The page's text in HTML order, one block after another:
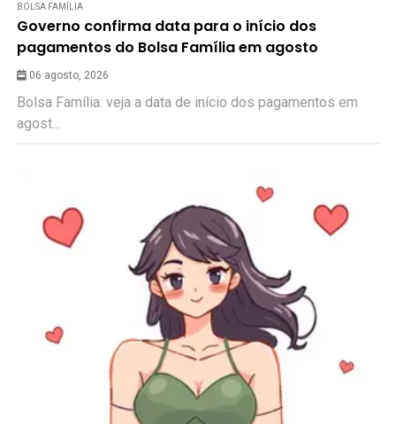
BOLSA FAMÍLIA
Governo confirma data para o início dos
pagamentos do Bolsa Família em agosto
06 agosto, 2026
Bolsa Família: veja a data de início dos pagamentos em
agost...